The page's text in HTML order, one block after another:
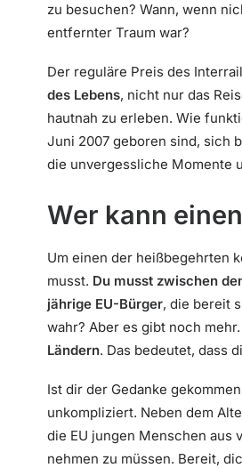
zu besuchen? Wann, wenn
entfernter Traum war?
Der reguläre Preis des
des Lebens, nicht nur das
hautnah zu erleben. Wie
Juni 2007 geboren sind, sich
die unvergessliche Momente
Wer kann
Um einen der heißbegehrten
musst. Du musst zwischen
jährige EU-Bürger, die bereit
wahr? Aber es gibt noch
Ländern. Das bedeutet, dass
Ist dir der Gedanke
unkompliziert. Neben dem
die EU jungen Menschen aus
nehmen zu müssen. Bereit,